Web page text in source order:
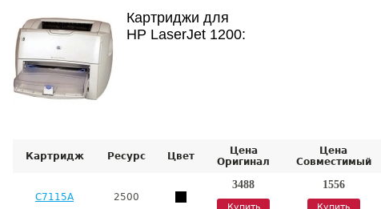
Картриджи для
HP LaserJet 1200:
Картридж Ресурс Цвет
Цена
Оригинал
Цена
Совместимый
C7115A 2500
3488
Купить
1556
Купить